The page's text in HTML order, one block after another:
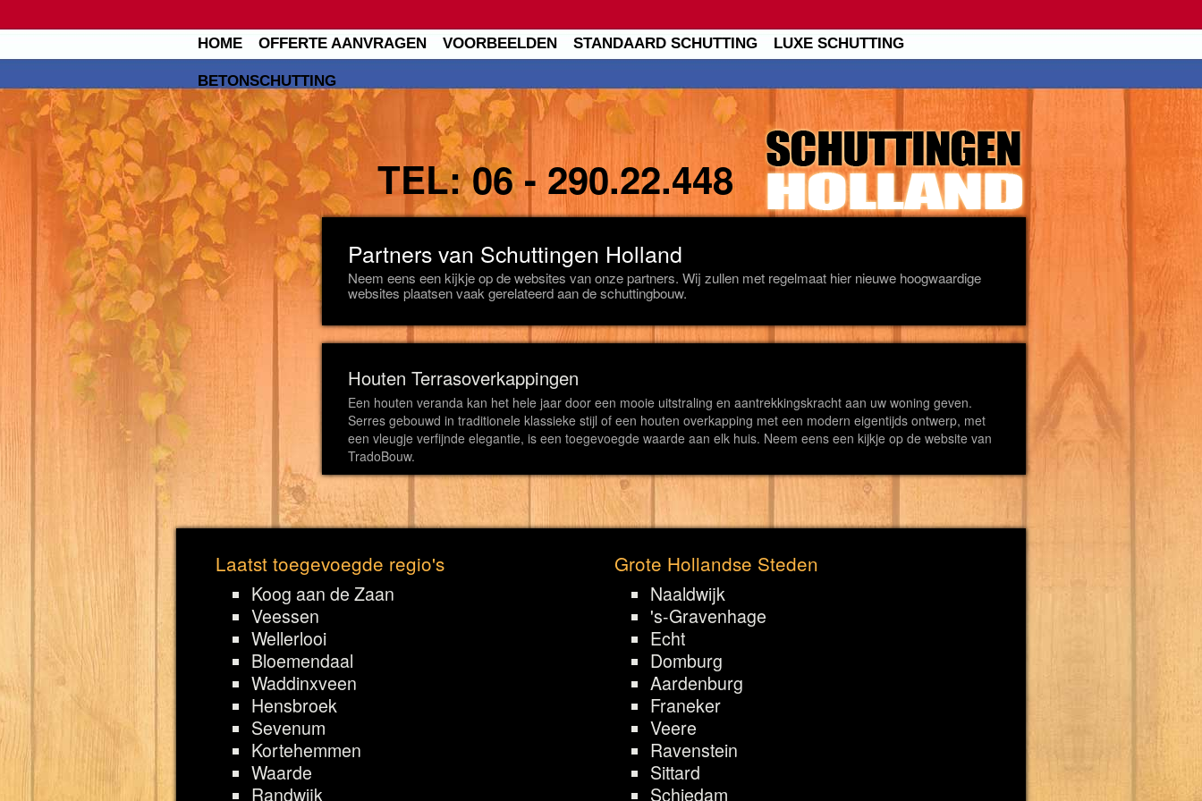
HOME OFFERTE AANVRAGEN VOORBEELDEN STANDAARD SCHUTTING LUXE SCHUTTING
BETONSCHUTTING
TEL:06 - 290.22.448
Partners van Schuttingen Holland
Neem eens een kijkje op de websites van onze partners. Wij zullen met regelmaat hier nieuwe hoogwaardige
websites plaatsen vaak gerelateerd aan de schuttingbouw.
Houten Terrasoverkappingen
Een houten veranda kan het hele jaar door een mooie uitstraling en aantrekkingskracht aan uw woning geven.
Serres gebouwd in traditionele klassieke stijl of een houten overkapping met een modern eigentijds ontwerp, met
een vleugje verfijnde elegantie, is een toegevoegde waarde aan elk huis. Neem eens een kijkje op de website van
TradoBouw.
Laatst toegevoegde regio's
Koog aan de Zaan
Veessen
Wellerlooi
Bloemendaal
Waddinxveen
Hensbroek
Sevenum
Kortehemmen
Waarde
Randwijk
Grote Hollandse Steden
Naaldwijk
's-Gravenhage
Echt
Domburg
Aardenburg
Franeker
Veere
Ravenstein
Sittard
Schiedam